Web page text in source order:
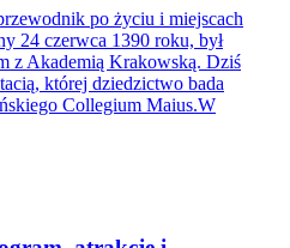
po życiu i miejscach
24 czerwca 1390 roku, był
z Akademią Krakowską. Dziś
której dziedzictwo bada
Collegium Maius.W